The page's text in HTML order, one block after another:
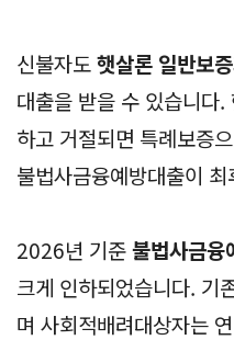
신불자도햇살론 일반보
대출을 받을 수 있습니다
하고 거절되면 특례보증
불법사금융예방대출이
2026년 기준불법사금
크게 인하되었습니다.
며 사회적배려대상자는